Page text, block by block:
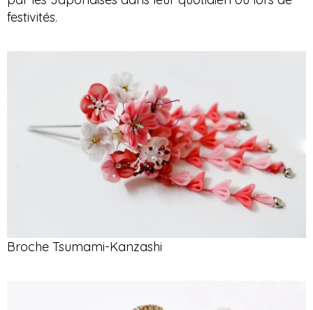
festivités.
Broche Tsumami-Kanzashi